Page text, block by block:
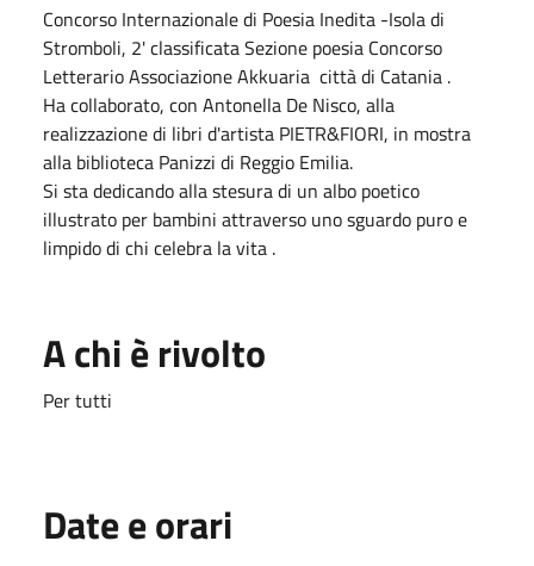
Concorso Internazionale di Poesia Inedita -Isola di
Stromboli, 2' classificata Sezione poesia Concorso
Letterario Associazione Akkuaria città di Catania .
Ha collaborato, con Antonella De Nisco, alla
realizzazione di libri d'artista PIETR&FIORI, in mostra
alla biblioteca Panizzi di Reggio Emilia.
Si sta dedicando alla stesura di un albo poetico
illustrato per bambini attraverso uno sguardo puro e
limpido di chi celebra la vita .
A chi è rivolto
Per tutti
Date e orari